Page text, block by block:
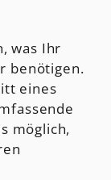
was Ihr
benötigen.
eines
möglich,